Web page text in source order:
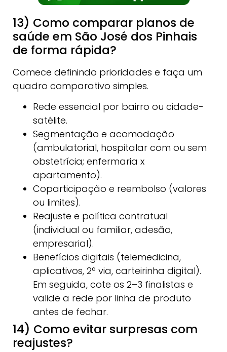
13) Como comparar planos de
saúde em São José dos Pinhais
de forma rápida?
Comece definindo prioridades e faça um
quadro comparativo simples.
Rede essencial por bairro ou cidade-
satélite.
Segmentação e acomodação
(ambulatorial, hospitalar com ou sem
obstetrícia; enfermaria x
apartamento).
Coparticipação e reembolso (valores
ou limites).
Reajuste e política contratual
(individual ou familiar, adesão,
empresarial).
Benefícios digitais (telemedicina,
aplicativos, 2ª via, carteirinha digital).
Em seguida, cote os 2–3 finalistas e
valide a rede por linha de produto
antes de fechar.
14) Como evitar surpresas com
reajustes?